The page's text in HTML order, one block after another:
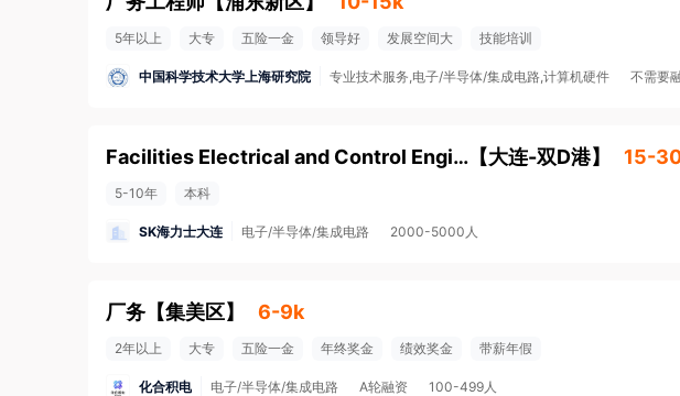
5年以上 大专 五险一金 领导好 发展空间大 技能培训
中国科学技术大学上海研究院 专业技术服务,电子/半导体/集成电路,计算机硬件 不需要
Facilities Electrical and Control Engineer 【大连-双D港】 15-
5-10年 本科
SK海力士大连 电子/半导体/集成电路 2000-5000人
厂务 【集美区】 6-9k
2年以上 大专 五险一金 年终奖金 绩效奖金 带薪年假
化合积电 电子/半导体/集成电路 A轮融资 100-499人